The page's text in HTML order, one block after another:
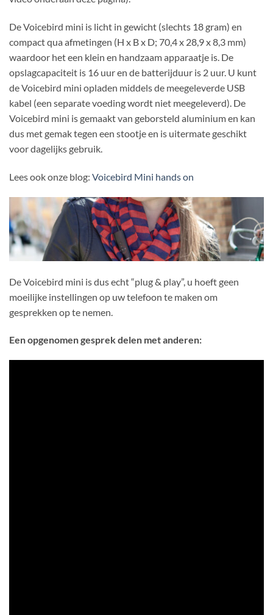
De Voicebird mini is licht in gewicht (slechts 18 gram) en
compact qua afmetingen (H x B x D; 70,4 x 28,9 x 8,3 mm)
waardoor het een klein en handzaam apparaatje is. De
opslagcapaciteit is 16 uur en de batterijduur is 2 uur. U kunt
de Voicebird mini opladen middels de meegeleverde USB
kabel (een separate voeding wordt niet meegeleverd). De
Voicebird mini is gemaakt van geborsteld aluminium en kan
dus met gemak tegen een stootje en is uitermate geschikt
voor dagelijks gebruik.
Lees ook onze blog: Voicebird Mini hands on
De Voicebird mini is dus echt “plug & play”, u hoeft geen
moeilijke instellingen op uw telefoon te maken om
gesprekken op te nemen.
Een opgenomen gesprek delen met anderen: